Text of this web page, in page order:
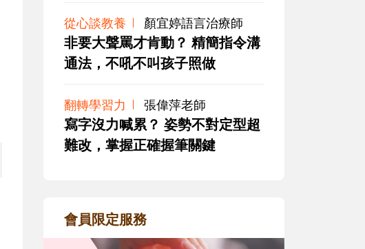
從心談教養 顏宜婷語言治療師
非要大聲罵才肯動？ 精簡指令溝
通法，不吼不叫孩子照做
翻轉學習力 張偉萍老師
寫字沒力喊累？ 姿勢不對定型超
難改，掌握正確握筆關鍵
會員限定服務